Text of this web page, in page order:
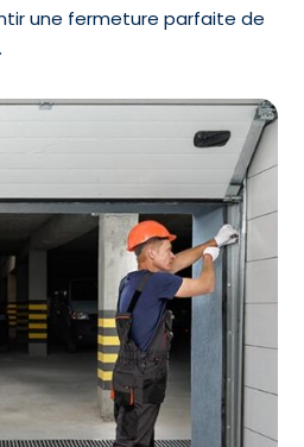
une fermeture parfaite de